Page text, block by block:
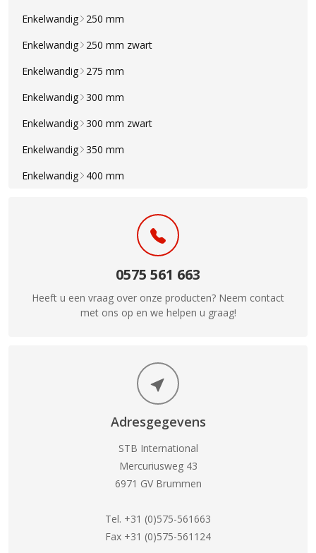
Enkelwandig
250 mm
Enkelwandig
250 mm zwart
Enkelwandig
275 mm
Enkelwandig 300 mm
Enkelwandig 300 mm zwart
Enkelwandig 350 mm
Enkelwandig
400 mm
0575 561 663
Heeft u een vraag over onze producten? Neem contact
met ons op en we helpen u graag!
Adresgegevens
STB International
Mercuriusweg 43
6971 GV Brummen
Tel. +31 (0)575-561663
Fax +31 (0)575-561124